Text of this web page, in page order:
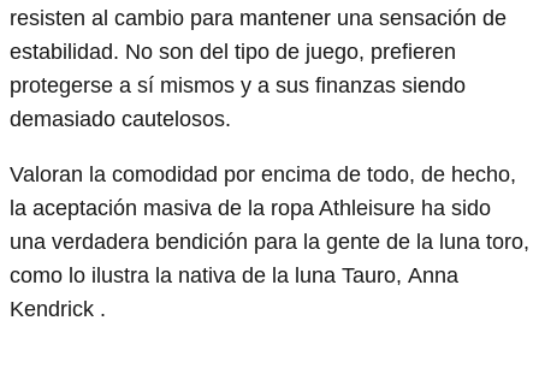
resisten al cambio para mantener una sensación de
estabilidad. No son del tipo de juego, prefieren
protegerse a sí mismos y a sus finanzas siendo
demasiado cautelosos.
Valoran la comodidad por encima de todo, de hecho,
la aceptación masiva de la ropa Athleisure ha sido
una verdadera bendición para la gente de la luna toro,
como lo ilustra la nativa de la luna Tauro, Anna
Kendrick .